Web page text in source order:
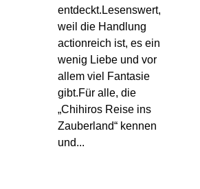
entdeckt.Lesenswert,
weil die Handlung
actionreich ist, es ein
wenig Liebe und vor
allem viel Fantasie
gibt.Für alle, die
„Chihiros Reise ins
Zauberland“ kennen
und...